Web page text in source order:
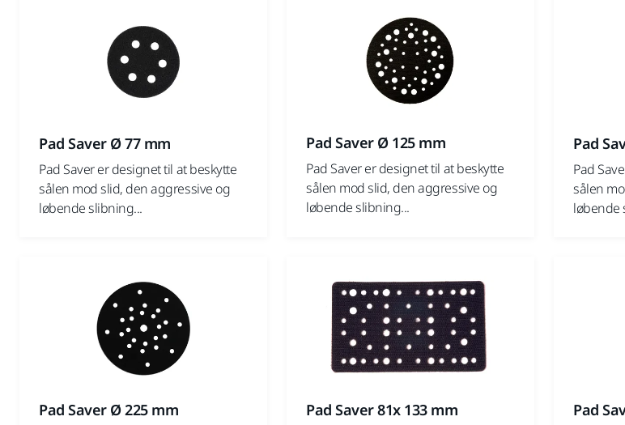
Pad Saver Ø 77 mm
Pad Saver er designet til at beskytte
sålen mod slid, den aggressive og
løbende slibning...
Pad Saver Ø 125 mm
Pad Saver er designet til at beskytte
sålen mod slid, den aggressive og
løbende slibning...
Pad
Pad
sålen
løbende
Pad Saver Ø 225 mm Pad Saver 81x 133 mm Pad